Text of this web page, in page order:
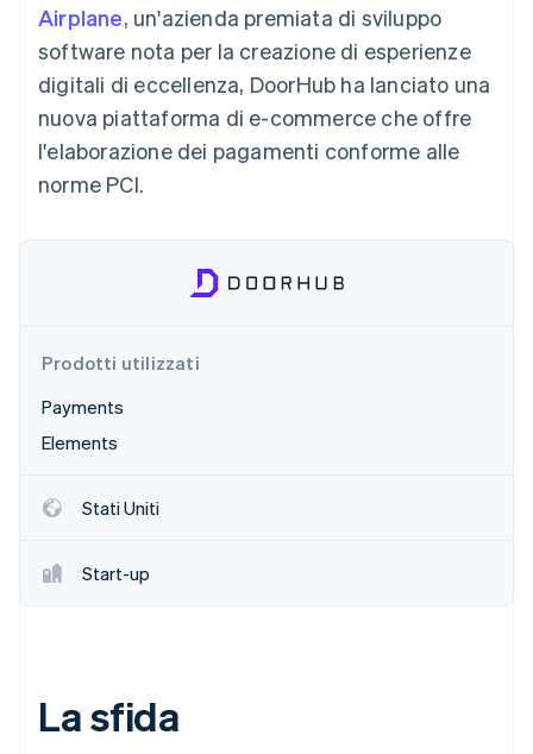
Radar
Prevenzione delle frodi
Atlas
Costituzione di start-up
Climate
Rimozione del carbonio
Stripe Sessions 2026
Guarda ora
Ecosistema
Partner
Stripe App Marketplace
Airplane, un'azienda premiata di sviluppo
software nota per la creazione di esperienze
digitali di eccellenza, DoorHub ha lanciato una
nuova piattaforma di e-commerce che offre
l'elaborazione dei pagamenti conforme alle
norme PCI.
Prodotti utilizzati
Payments
Elements
Stati Uniti
Start-up
La sfida